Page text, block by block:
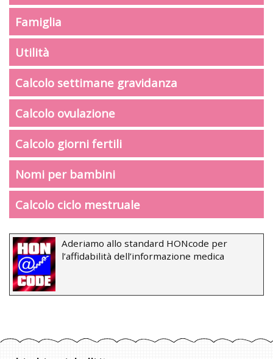
Famiglia
Utilità
Calcolo settimane gravidanza
Calcolo ovulazione
Calcolo giorni fertili
Nomi per bambini
Calcolo ciclo mestruale
Aderiamo allo standard HONcode per
l’affidabilità dell’informazione medica